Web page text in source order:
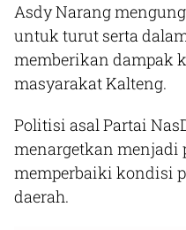
Asdy Narang
untuk turut serta
memberikan dampak
masyarakat Kalteng.
Politisi asal Partai
menargetkan menjadi
memperbaiki kondisi
daerah.